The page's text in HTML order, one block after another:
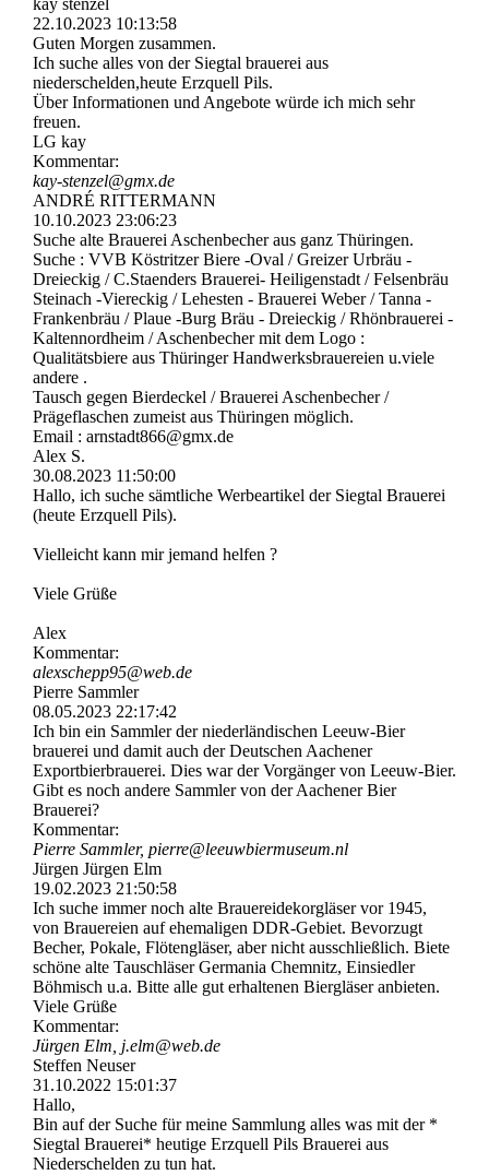
kay stenzel
22.10.2023 10:13:58
Guten Morgen zusammen.
Ich suche alles von der Siegtal brauerei aus
niederschelden,heute Erzquell Pils.
Über Informationen und Angebote würde ich mich sehr
freuen.
LG kay
Kommentar:
kay-stenzel@gmx.de
ANDRÉ RITTERMANN
10.10.2023 23:06:23
Suche alte Brauerei Aschenbecher aus ganz Thüringen.
Suche : VVB Köstritzer Biere -Oval / Greizer Urbräu -
Dreieckig / C.Staenders Brauerei- Heiligenstadt / Felsenbräu
Steinach -Viereckig / Lehesten - Brauerei Weber / Tanna -
Frankenbräu / Plaue -Burg Bräu - Dreieckig / Rhönbrauerei -
Kaltennordheim / Aschenbecher mit dem Logo :
Qualitätsbiere aus Thüringer Handwerksbrauereien u.viele
andere .
Tausch gegen Bierdeckel / Brauerei Aschenbecher /
Prägeflaschen zumeist aus Thüringen möglich.
Email : arnstadt866@gmx.de
Alex S.
30.08.2023 11:50:00
Hallo, ich suche sämtliche Werbeartikel der Siegtal Brauerei
(heute Erzquell Pils).
Vielleicht kann mir jemand helfen ?
Viele Grüße
Alex
Kommentar:
alexschepp95@web.de
Pierre Sammler
08.05.2023 22:17:42
Ich bin ein Sammler der niederländischen Leeuw-Bier
brauerei und damit auch der Deutschen Aachener
Exportbierbrauerei. Dies war der Vorgänger von Leeuw-Bier.
Gibt es noch andere Sammler von der Aachener Bier
Brauerei?
Kommentar:
Pierre Sammler, pierre@­leeuwbiermuseum.­nl
Jürgen Jürgen Elm
19.02.2023 21:50:58
Ich suche immer noch alte Brauereidekorgläser vor 1945,
von Brauereien auf ehemaligen DDR-Gebiet. Bevorzugt
Becher, Pokale, Flötengläser, aber nicht ausschließlich. Biete
schöne alte Tauschläser Germania Chemnitz, Einsiedler
Böhmisch u.a. Bitte alle gut erhaltenen Biergläser anbieten.
Viele Grüße
Kommentar:
Jürgen Elm, j.elm@web.de
Steffen Neuser
31.10.2022 15:01:37
Hallo,
Bin auf der Suche für meine Sammlung alles was mit der *
Siegtal Brauerei* heutige Erzquell Pils Brauerei aus
Niederschelden zu tun hat.